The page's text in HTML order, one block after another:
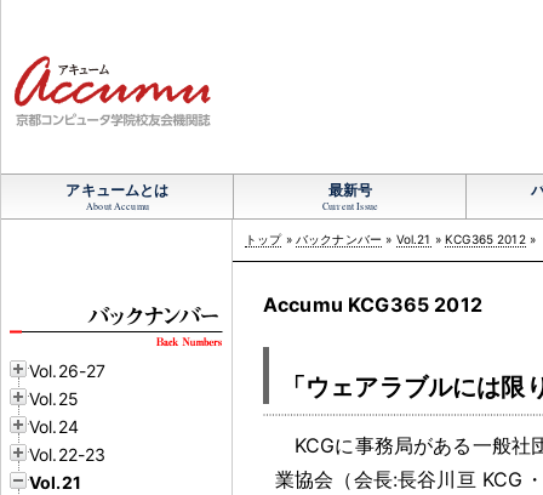
アキュームとは
About Accumu
最新号
Current Issue
Vol.26-27
Vol.25
Vol.24
Vol.22-23
Vol.21
トップ» バックナンバー » Vol.21 »KCG365 2012»
Accumu KCG365 2012
「ウェアラブルには
KCGに事務局がある一般社
業協会（会長:長谷川亘 KCG